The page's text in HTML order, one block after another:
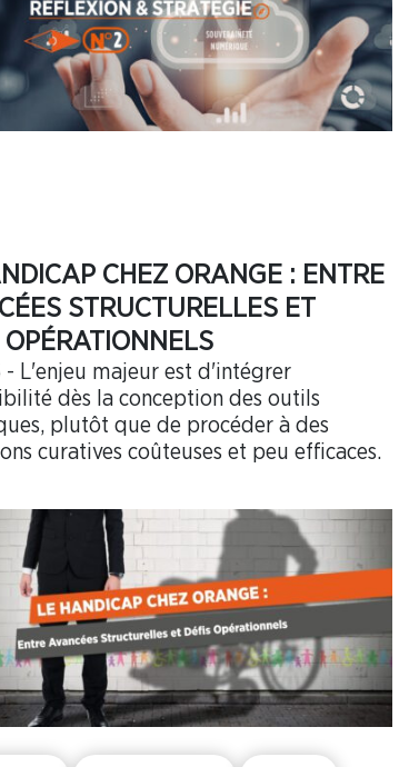
CHEZ ORANGE : ENTRE
STRUCTURELLES ET
OPÉRATIONNELS
- L'enjeu majeur est d'intégrer
dès la conception des outils
plutôt que de procéder à des
curatives coûteuses et peu efficaces.